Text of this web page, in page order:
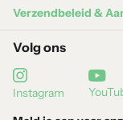
Verzendbeleid &
Volg ons
Instagram